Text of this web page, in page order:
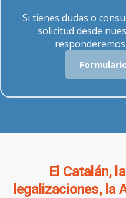
Si tienes dudas o
solicitud desde
El Catalán,
legalizaciones, la